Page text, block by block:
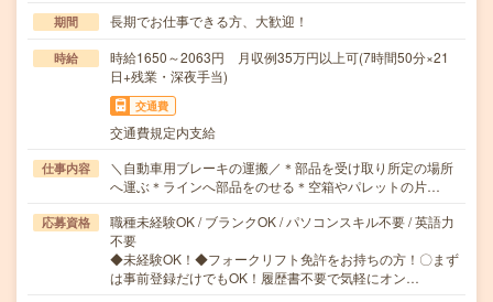
期間 長期でお仕事できる方、大歓迎！
時給
時給1650～2063円 月収例35万円以上可(7時間50分×21
日+残業・深夜手当)
交通費
交通費規定内支給
仕事内容
＼自動車用ブレーキの運搬／＊部品を受け取り所定の場所
へ運ぶ＊ラインへ部品をのせる＊空箱やパレットの片…
応募資格
職種未経験OK / ブランクOK / パソコンスキル不要 / 英語力
不要
◆未経験OK！◆フォークリフト免許をお持ちの方！〇まず
は事前登録だけでもOK！履歴書不要で気軽にオン…